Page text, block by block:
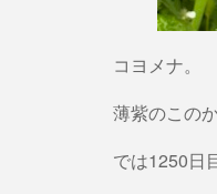
コヨメナ。
薄紫のこの
では1250日